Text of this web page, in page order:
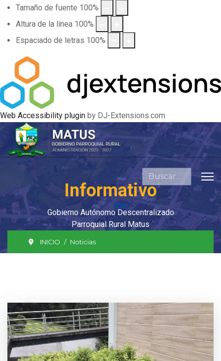
Tamaño de fuente 100%
Altura de la línea 100%
Espaciado de letras 100%
Web Accessibility plugin by DJ-Extensions.com
Buscar
Informativo
Gobierno Autónomo Descentralizado
Parroquial Rural Matus
INICIO Noticias